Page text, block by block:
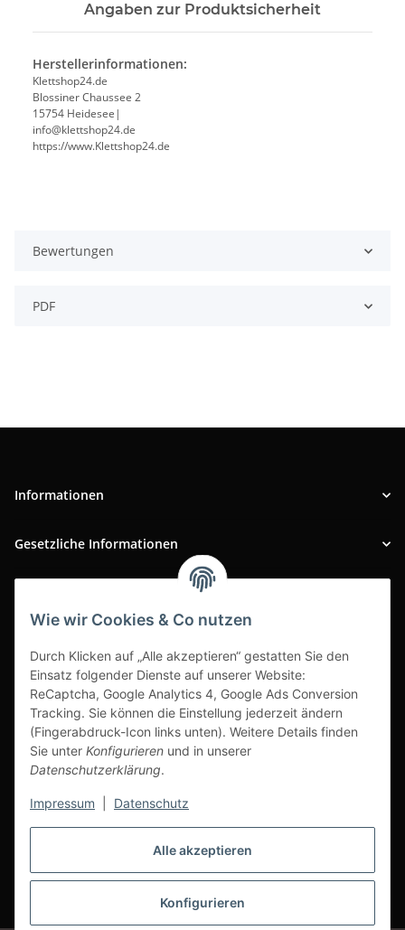
Alle akzeptieren
Konfigurieren
Wie wir Cookies & Co nutzen
Durch Klicken auf „Alle akzeptieren“ gestatten Sie den
Einsatz folgender Dienste auf unserer Website:
ReCaptcha, Google Analytics 4, Google Ads Conversion
Tracking. Sie können die Einstellung jederzeit ändern
(Fingerabdruck-Icon links unten). Weitere Details finden
Sie unter Konfigurieren und in unserer
Datenschutzerklärung.
Impressum Datenschutz
Angaben zur Produktsicherheit
Herstellerinformationen:
Klettshop24.de
Blossiner Chaussee 2
15754 Heidesee|
info@klettshop24.de
https://www.Klettshop24.de
Bewertungen
PDF
Informationen
Gesetzliche Informationen
Vertrag widerrufen
* Alle Preise inkl. gesetzlicher USt., zzgl.Versand